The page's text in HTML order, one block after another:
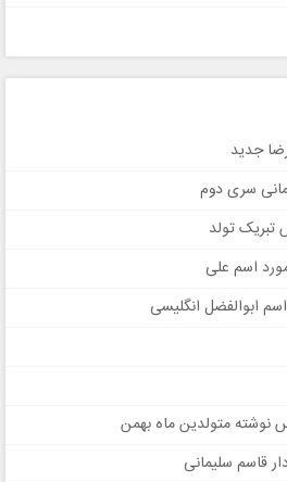
جدید
سری دوم
تولد
اسم علی
ابوالفضل انگلیسی
نوشته متولدین ماه بهمن
قاسم سلیمانی